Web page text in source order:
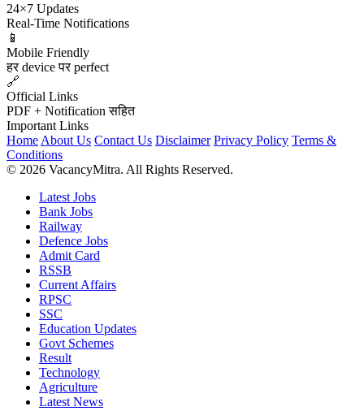
24×7 Updates
Real-Time Notifications
📱
Mobile Friendly
हर device पर perfect
🔗
Official Links
PDF + Notification सहित
Important Links
Home About Us Contact Us Disclaimer Privacy Policy Terms &
Conditions
© 2026 VacancyMitra. All Rights Reserved.
Latest Jobs
Bank Jobs
Railway
Defence Jobs
Admit Card
RSSB
Current Affairs
RPSC
SSC
Education Updates
Govt Schemes
Result
Technology
Agriculture
Latest News